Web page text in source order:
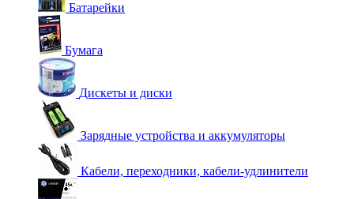
Батарейки
Бумага
Дискеты и диски
Зарядные устройства и аккумуляторы
Кабели, переходники, кабели-удлинители